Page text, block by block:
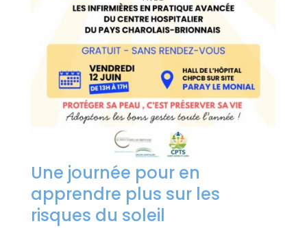
Une journée pour en
apprendre plus sur les
risques du soleil